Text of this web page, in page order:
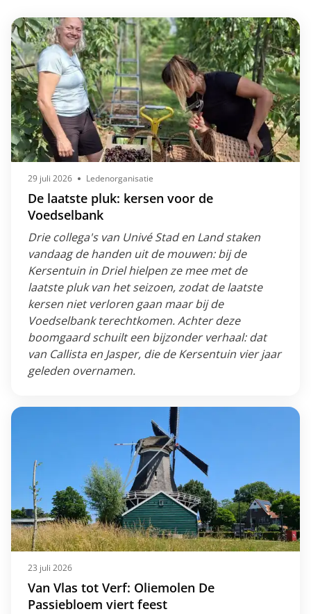
De laatste pluk: kersen voor de
Voedselbank
29 juli 2026 Ledenorganisatie
Drie collega's van Univé Stad en Land staken
vandaag de handen uit de mouwen: bij de
Kersentuin in Driel hielpen ze mee met de
laatste pluk van het seizoen, zodat de laatste
kersen niet verloren gaan maar bij de
Voedselbank terechtkomen. Achter deze
boomgaard schuilt een bijzonder verhaal: dat
van Callista en Jasper, die de Kersentuin vier jaar
geleden overnamen.
Van Vlas tot Verf: Oliemolen De
Passiebloem viert feest
23 juli 2026